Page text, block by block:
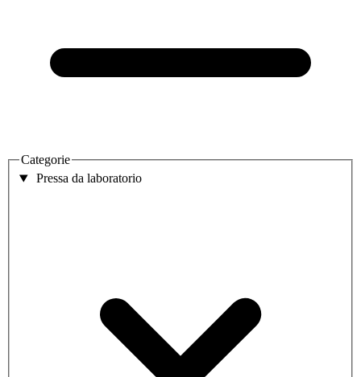
Categorie
Pressa da laboratorio